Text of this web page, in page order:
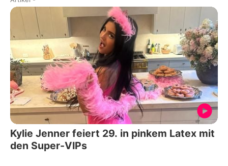
Kylie Jenner feiert 29. in pinkem Latex mit
den Super-VIPs